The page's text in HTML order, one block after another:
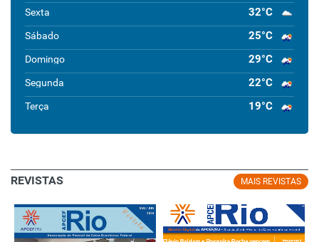
Sexta 32°C
Sábado 25°C
Domingo 29°C
Segunda 22°C
Terça 19°C
MAIS REVISTAS
REVISTAS